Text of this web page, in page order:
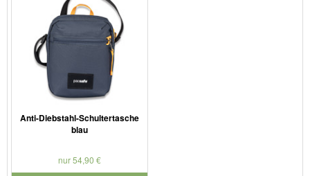
Anti-Diebstahl-Schultertasche
blau
nur 54,90 €